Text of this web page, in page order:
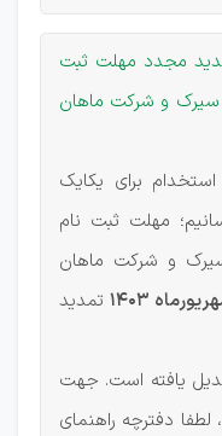
و تمدید مجدد مهلت ثبت
سیرک و شرکت ماهان
برای یکایک
مهلت ثبت نام
و شرکت ماهان
تمدید
یافته است. جهت
دفترچه راهنمای